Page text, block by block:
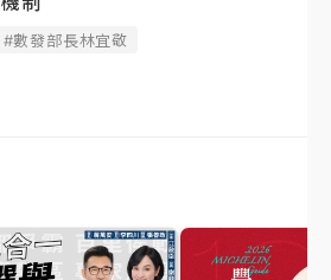
#數發部長林宜敬